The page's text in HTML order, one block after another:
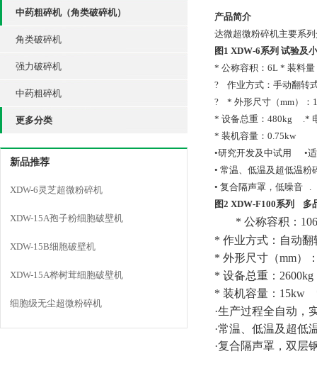
中药粗碎机（角类破碎机）
角类破碎机
强力破碎机
中药粗碎机
更多分类
新品推荐
XDW-6灵芝超微粉碎机
XDW-15A孢子粉细胞破壁机
XDW-15B细胞破壁机
XDW-15A桦树茸细胞破壁机
细胞级无尘超微粉碎机
产品简介
达微超微粉碎机主要系
图1 XDW-6系列 试验及
* 公称容积：6L * 装料
?
作业方式：手动翻转
? * 外形尺寸（mm）：
* 设备总重：480kg .*
* 装机容量：0.75kw
•研究开发及中试用
•
• 常温、低温及超低温粉
• 复合隔声罩，低噪音 .
图2 XDW-F100系列 多
* 公称容积：
* 作业方式：自动翻
* 外形尺寸（mm）
* 设备总重： 2600kg
* 装机容量： 15kw
·生产过程全自动，
·常温、低温及超低
·复合隔声罩，双层